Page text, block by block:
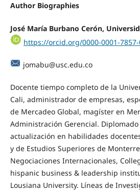
Author Biographies
José María Burbano Cerón,
https://orcid.org/0000-0001-
jomabu@usc.edu.co
Docente tiempo completo de la
Cali, administrador de empresas,
de Mercadeo Global, magíster en
Administración Gerencial. Diplomado
actualización en habilidades
y de Estudios Superiores de
Negociaciones Internacionales,
hispanic business & leadership
Lousiana University. Líneas de